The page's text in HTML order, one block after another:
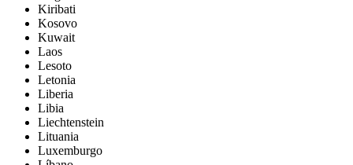
Kiribati
Kosovo
Kuwait
Laos
Lesoto
Letonia
Liberia
Libia
Liechtenstein
Lituania
Luxemburgo